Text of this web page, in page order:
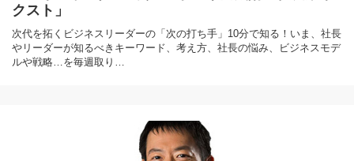
クスト」
次代を拓くビジネスリーダーの「次の打ち手」10分で知る！いま、社長
やリーダーが知るべきキーワード、考え方、社長の悩み、ビジネスモデ
ルや戦略…を毎週取り…